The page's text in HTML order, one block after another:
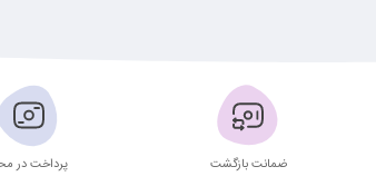
ضمانت بازگشت پرداخت در